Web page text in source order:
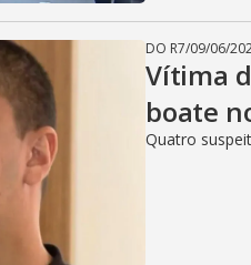
DO R7/09/06/
Vítima
boate
Quatro